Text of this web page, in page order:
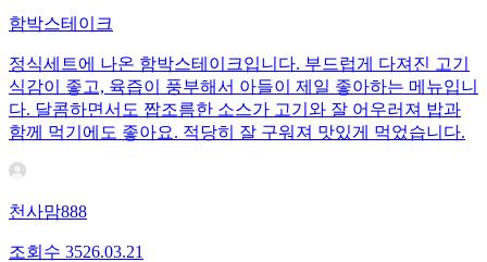
함박스테이크
정식세트에 나온 함박스테이크입니다. 부드럽게 다져진 고기
식감이 좋고, 육즙이 풍부해서 아들이 제일 좋아하는 메뉴입니
다. 달콤하면서도 짭조름한 소스가 고기와 잘 어우러져 밥과
함께 먹기에도 좋아요. 적당히 잘 구워져 맛있게 먹었습니다.
천사맘888
조회수 3526.03.21